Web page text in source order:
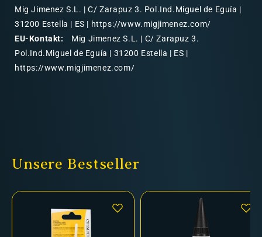
Mig Jimenez S.L. | C/ Zarapuz 3. Pol.Ind.Miguel de Eguía |
31200 Estella | ES | https://www.migjimenez.com/
EU-Kontakt:
Mig Jimenez S.L. | C/ Zarapuz 3.
Pol.Ind.Miguel de Eguía | 31200 Estella | ES |
https://www.migjimenez.com/
Unsere Bestseller